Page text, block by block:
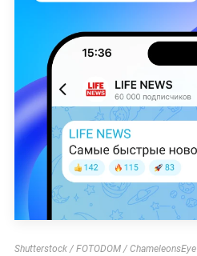
Shutterstock / FOTODOM / ChameleonsEye